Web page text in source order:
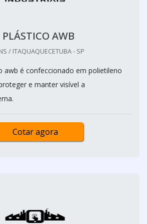
PLÁSTICO AWB
/ ITAQUAQUECETUBA - SP
awb é confeccionado em polietileno
e manter visível a
Cotar agora